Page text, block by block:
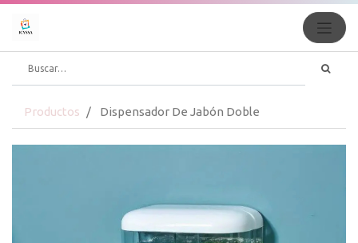
Productos Dispensador De Jabón Doble